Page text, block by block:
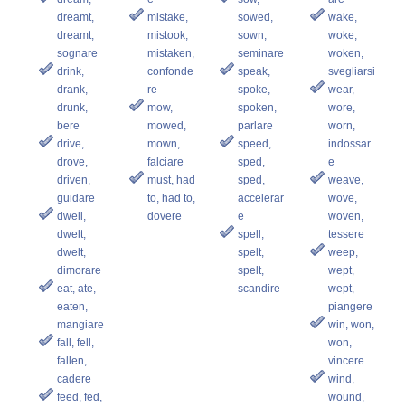
dreamt,
dreamt,
sognare
drink,
drank,
drunk,
bere
drive,
drove,
driven,
guidare
dwell,
dwelt,
dwelt,
dimorare
eat, ate,
eaten,
mangiare
fall, fell,
fallen,
cadere
feed, fed,
mistake,
mistook,
mistaken,
confonde
re
mow,
mowed,
mown,
falciare
must, had
to, had to,
dovere
sowed,
sown,
seminare
speak,
spoke,
spoken,
parlare
speed,
sped,
sped,
accelerar
e
spell,
spelt,
spelt,
scandire
wake,
woke,
woken,
svegliarsi
wear,
wore,
worn,
indossar
e
weave,
wove,
woven,
tessere
weep,
wept,
wept,
piangere
win, won,
won,
vincere
wind,
wound,